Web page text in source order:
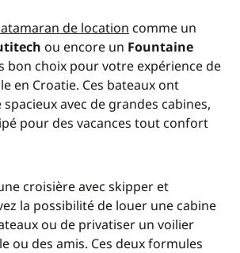
de location comme un
ou encore un Fountaine
bon choix pour votre expérience de
en Croatie. Ces bateaux ont
spacieux avec de grandes cabines,
pour des vacances tout confort
croisière avec skipper et
la possibilité de louer une cabine
ou de privatiser un voilier
ou des amis. Ces deux formules